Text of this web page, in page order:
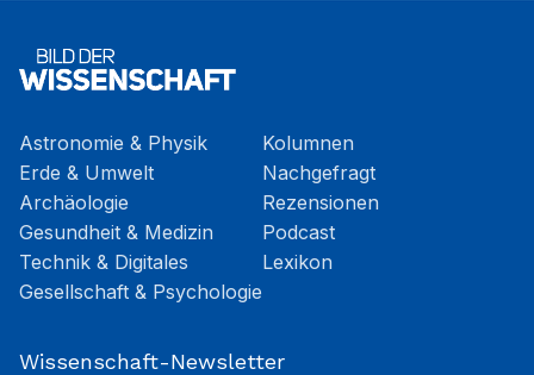
Astronomie & Physik
Erde & Umwelt
Archäologie
Gesundheit & Medizin
Technik & Digitales
Gesellschaft & Psychologie
Kolumnen
Nachgefragt
Rezensionen
Podcast
Lexikon
Wissenschaft-Newsletter